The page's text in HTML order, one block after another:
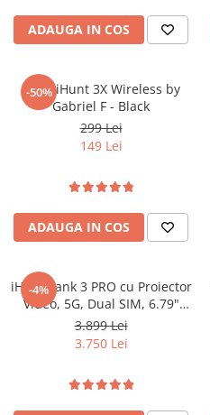
ADAUGA IN COS
-50%
Casti iHunt 3X Wireless by
Gabriel F - Black
299 Lei
149 Lei
ADAUGA IN COS
-4%
iHunt Tank 3 PRO cu Proiector
Video, 5G, Dual SIM, 6.79"
120Hz, Dimensity 8200, 16GB
RAM, 512GB, NFC, 23800mAh,
3.899 Lei
3.750 Lei